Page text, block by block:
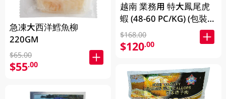
急凍大西洋鱈魚柳
220GM
$65.00
$55.00
越南 業務用 特大鳳尾虎
蝦 (48-60 PC/KG) (包裝及
品牌隨機發放)
$168.00
$120.00